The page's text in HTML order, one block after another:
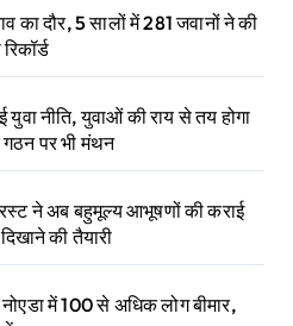
का दौर, 5 सालों में 281 जवानों ने की
नीति, युवाओं की राय से तय होगा
गठन पर भी मंथन
ने अब बहुमूल्य आभूषणों की कराई
की तैयारी
में 100 से अधिक लोग बीमार,